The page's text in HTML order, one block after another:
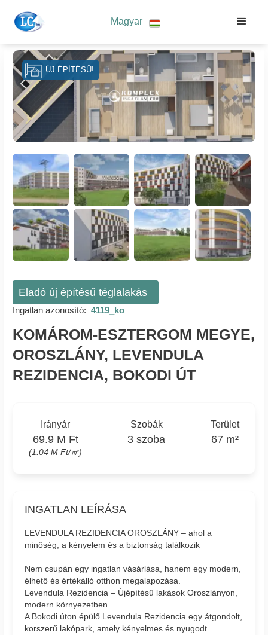
Magyar
ÚJ ÉPÍTÉSŰ!
Eladó új építésű téglalakás
Ingatlan azonosító: 4119_ko
KOMÁROM-ESZTERGOM MEGYE,
OROSZLÁNY, LEVENDULA
REZIDENCIA, BOKODI ÚT
Irányár
69.9 M Ft
(1.04 M Ft/㎡)
Szobák
3 szoba
Terület
67 m²
INGATLAN LEÍRÁSA
LEVENDULA REZIDENCIA OROSZLÁNY – ahol a
minőség, a kényelem és a biztonság találkozik
Nem csupán egy ingatlan vásárlása, hanem egy modern,
élhető és értékálló otthon megalapozása.
Levendula Rezidencia – Újépítésű lakások Oroszlányon,
modern környezetben
A Bokodi úton épülő Levendula Rezidencia egy átgondolt,
korszerű lakópark, amely kényelmes és nyugodt